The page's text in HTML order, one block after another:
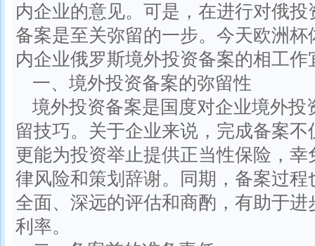
内企业的意见。可是，在进行对俄
备案是至关弥留的一步。今天欧洲
内企业俄罗斯境外投资备案的相工作
一、境外投资备案的弥留性
境外投资备案是国度对企业境外
留技巧。关于企业来说，完成备案
更能为投资举止提供正当性保险，
律风险和策划辞谢。同期，备案过
全面、深远的评估和商酌，有助于
利率。